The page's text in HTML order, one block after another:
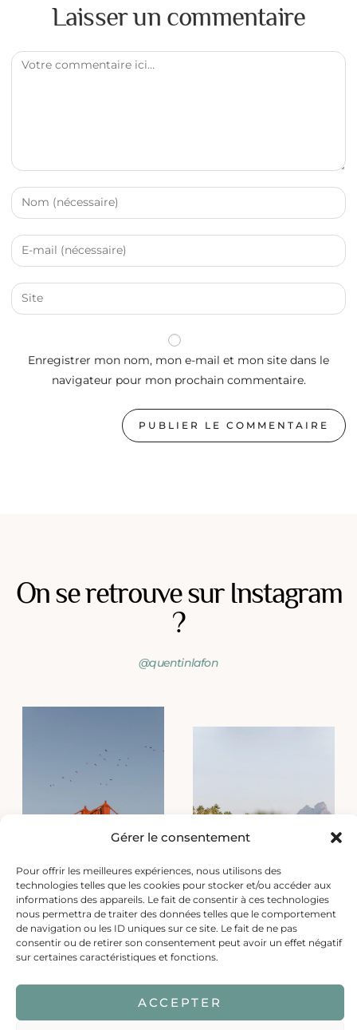
Gérer le consentement
Pour offrir les meilleures expériences, nous utilisons des
technologies telles que les cookies pour stocker et/ou accéder aux
informations des appareils. Le fait de consentir à ces technologies
nous permettra de traiter des données telles que le comportement
de navigation ou les ID uniques sur ce site. Le fait de ne pas
consentir ou de retirer son consentement peut avoir un effet négatif
sur certaines caractéristiques et fonctions.
ACCEPTER
Laisser un commentaire
Enregistrer mon nom, mon e-mail et mon site dans le
navigateur pour mon prochain commentaire.
On se retrouve sur Instagram
?
@quentinlafon